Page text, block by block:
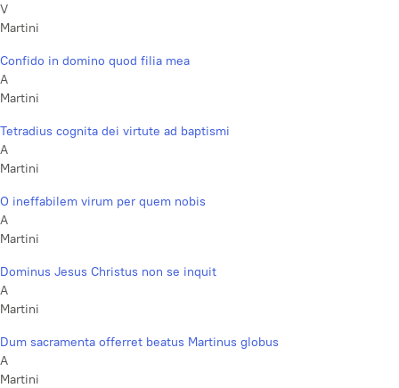
V
Martini
Confido in domino quod filia mea
A
Martini
Tetradius cognita dei virtute ad baptismi
A
Martini
O ineffabilem virum per quem nobis
A
Martini
Dominus Jesus Christus non se inquit
A
Martini
Dum sacramenta offerret beatus Martinus globus
A
Martini